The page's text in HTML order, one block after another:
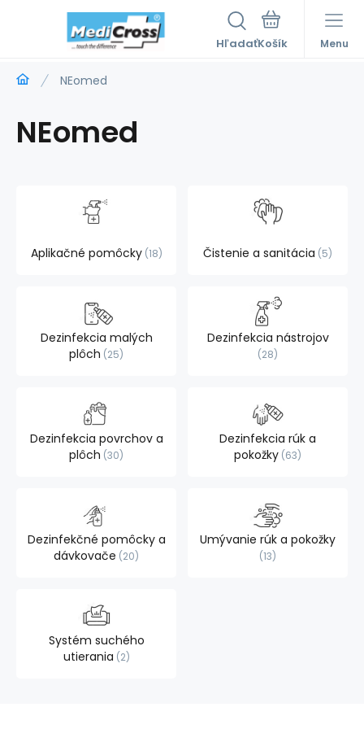
Hľadať Menu
NEomed
NEomed
Aplikačné pomôcky 18 Čistenie a sanitácia 5
Dezinfekcia malých
plôch 25
Dezinfekcia nástrojov
28
Dezinfekcia povrchov a
plôch 30
Dezinfekcia rúk a
pokožky 63
Dezinfekčné pomôcky a
dávkovače 20
Umývanie rúk a pokožky
13
Systém suchého
utierania 2